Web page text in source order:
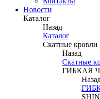
Новости
Каталог
Назад
Каталог
Скатные кровли
Назад
Скатные
ГИБКАЯ